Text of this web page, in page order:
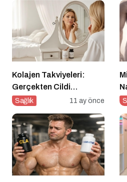
Kolajen Takviyeleri:
Gerçekten Cildi
Gençleştiriyor mu?
Sağlık 11 ay önce